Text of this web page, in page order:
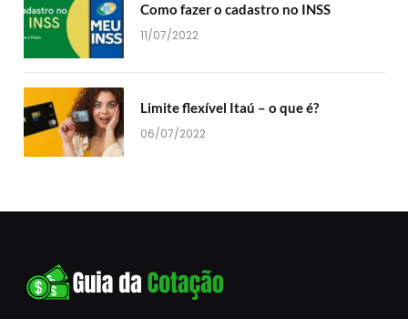
Como fazer o cadastro no INSS
11/07/2022
Limite flexível Itaú – o que é?
06/07/2022